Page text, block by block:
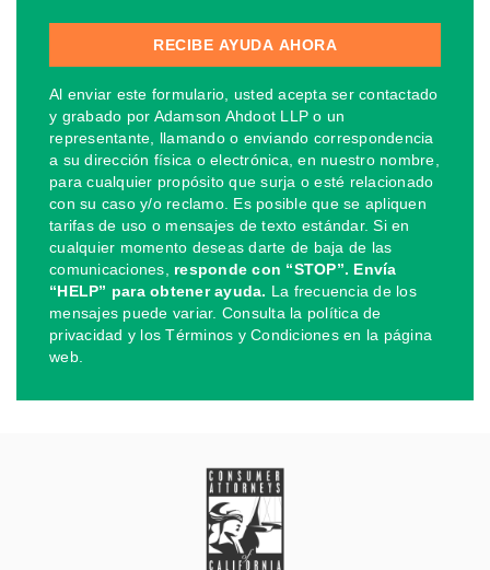
Al enviar este formulario, usted acepta ser contactado
y grabado por Adamson Ahdoot LLP o un
representante, llamando o enviando correspondencia
a su dirección física o electrónica, en nuestro nombre,
para cualquier propósito que surja o esté relacionado
con su caso y/o reclamo. Es posible que se apliquen
tarifas de uso o mensajes de texto estándar. Si en
cualquier momento deseas darte de baja de las
comunicaciones, responde con “STOP”. Envía
“HELP” para obtener ayuda. La frecuencia de los
mensajes puede variar. Consulta la política de
privacidad y los Términos y Condiciones en la página
web.